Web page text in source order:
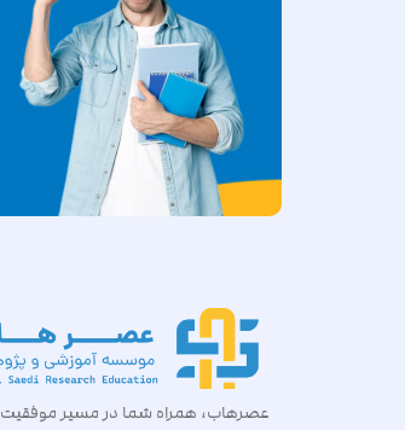
عصرهاب، همراه شما در مسیر موفقیت